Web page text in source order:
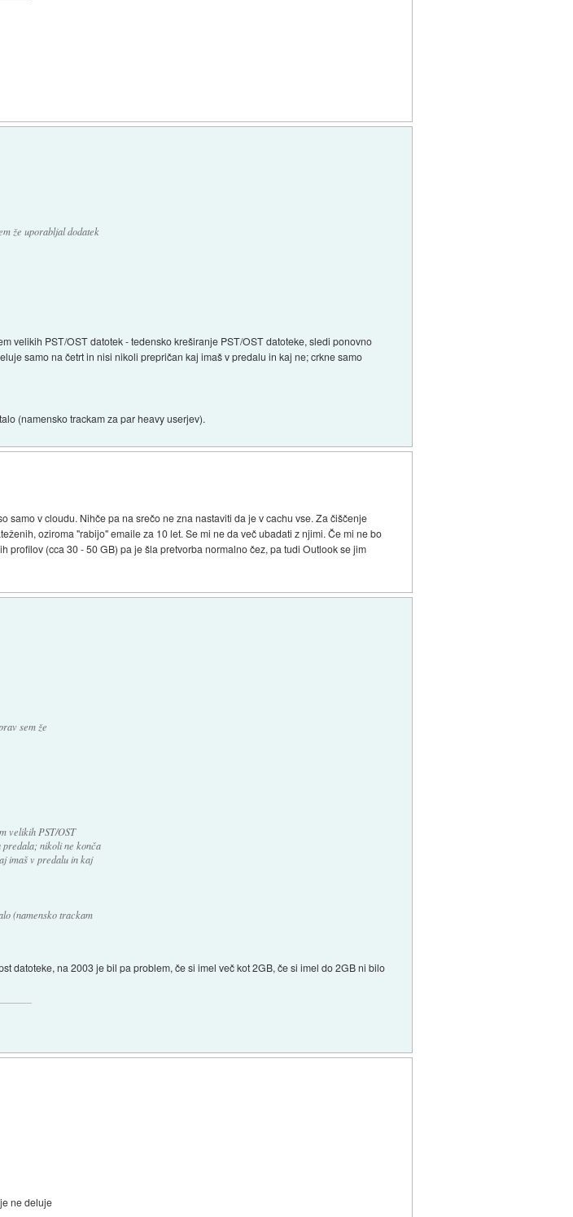
že uporabljal dodatek
velikih PST/OST datotek - tedensko kreširanje PST/OST datoteke, sledi ponovno
samo na četrt in nisi nikoli prepričan kaj imaš v predalu in kaj ne; crkne samo
(namensko trackam za par heavy userjev).
v cloudu. Nihče pa na srečo ne zna nastaviti da je v cachu vse. Za čiščenje
oziroma "rabijo" emaile za 10 let. Se mi ne da več ubadati z njimi. Če mi ne bo
(cca 30 - 50 GB) pa je šla pretvorba normalno čez, pa tudi Outlook se jim
sem že
velikih PST/OST
predala; nikoli ne konča
imaš v predalu in kaj
(namensko trackam
datoteke, na 2003 je bil pa problem, če si imel več kot 2GB, če si imel do 2GB ni bilo
ne deluje